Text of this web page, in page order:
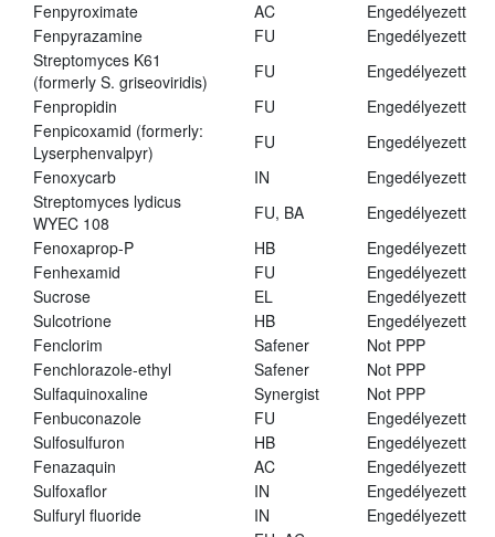
Fenpyroximate
AC
Engedélyezett
Fenpyrazamine
FU
Engedélyezett
Streptomyces K61
(formerly S. griseoviridis)
FU
Engedélyezett
Fenpropidin
FU
Engedélyezett
Fenpicoxamid (formerly:
Lyserphenvalpyr)
FU
Engedélyezett
Fenoxycarb
IN
Engedélyezett
Streptomyces lydicus
WYEC 108
FU, BA
Engedélyezett
Fenoxaprop-P
HB
Engedélyezett
Fenhexamid
FU
Engedélyezett
Sucrose
EL
Engedélyezett
Sulcotrione
HB
Engedélyezett
Fenclorim
Safener
Not PPP
Fenchlorazole-ethyl
Safener
Not PPP
Sulfaquinoxaline
Synergist
Not PPP
Fenbuconazole
FU
Engedélyezett
Sulfosulfuron
HB
Engedélyezett
Fenazaquin
AC
Engedélyezett
Sulfoxaflor
IN
Engedélyezett
Sulfuryl fluoride
IN
Engedélyezett